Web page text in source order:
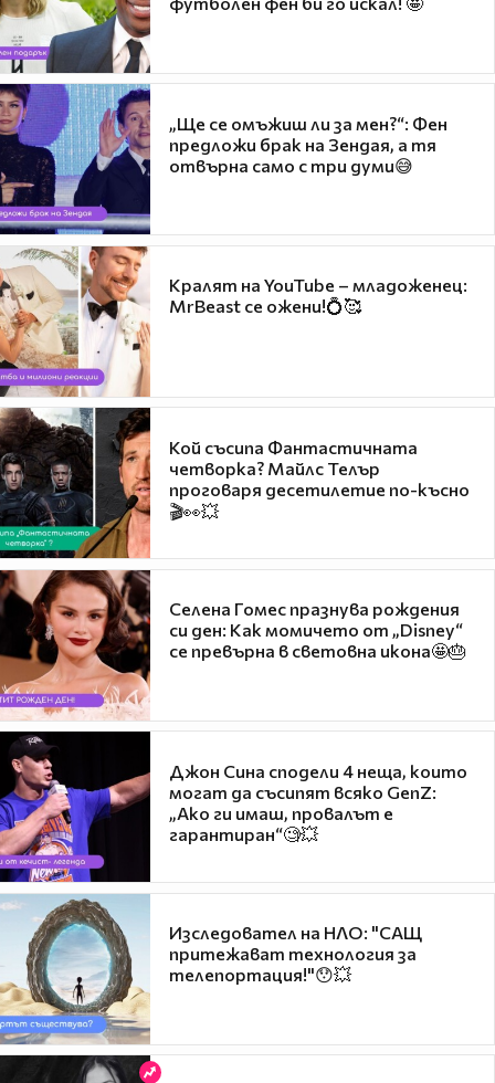
„Ще се омъжиш ли за мен?“: Фен
предложи брак на Зендая, а тя
отвърна само с три думи😅
Кралят на YouTube – младоженец:
MrBeast се ожени!💍🥰
Кой съсипа Фантастичната
четворка? Майлс Телър
проговаря десетилетие по-късно
🎬👀💥
Селена Гомес празнува рождения
си ден: Как момичето от „Disney“
се превърна в световна икона🤩🎂
Джон Сина сподели 4 неща, които
могат да съсипят всяко GenZ:
„Ако ги имаш, провалът е
гарантиран“🧐💥
Изследовател на НЛО: "САЩ
притежават технология за
телепортация!"😯💥